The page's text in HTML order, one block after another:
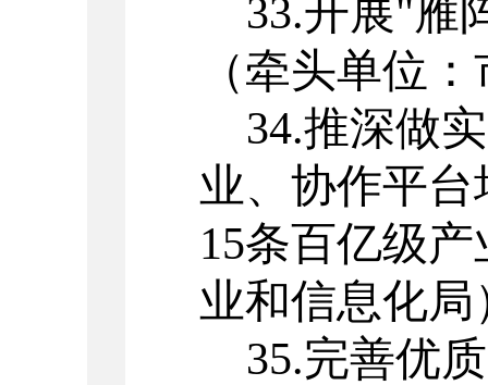
33.开展"雁
（牵头单位
34.推深做实
业、协作平
15条百亿级产
业和信息化局
35.完善优